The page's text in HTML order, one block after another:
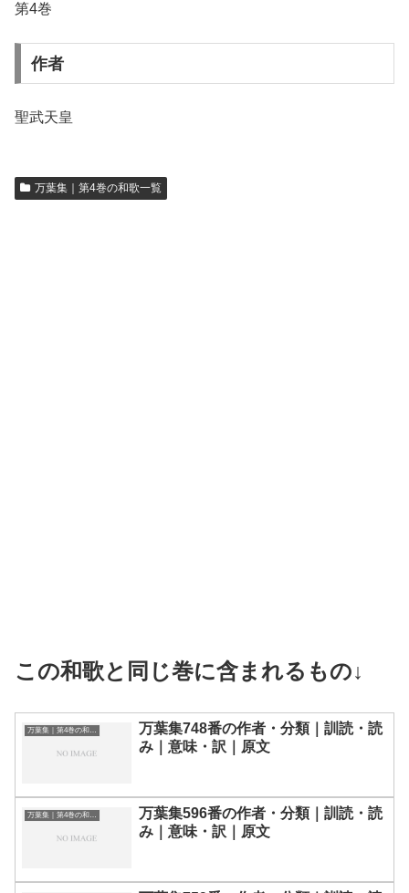
第4巻
作者
聖武天皇
万葉集｜第4巻の和歌一覧
この和歌と同じ巻に含まれるもの↓
万葉集748番の作者・分類｜訓読・読
み｜意味・訳｜原文
万葉集｜第4巻の和歌一覧
万葉集596番の作者・分類｜訓読・読
み｜意味・訳｜原文